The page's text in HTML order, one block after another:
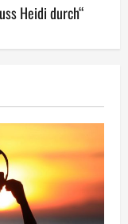
Heidi durch“